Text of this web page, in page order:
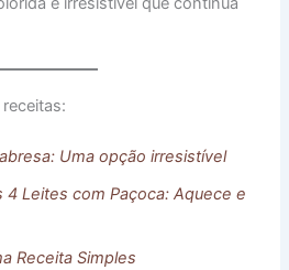
Uma opção irresistível
4 Leites com Paçoca: Aquece e
Receita Simples